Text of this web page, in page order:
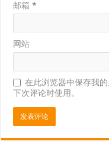
邮箱*
网站
在此浏览器中保存我
下次评论时使用。